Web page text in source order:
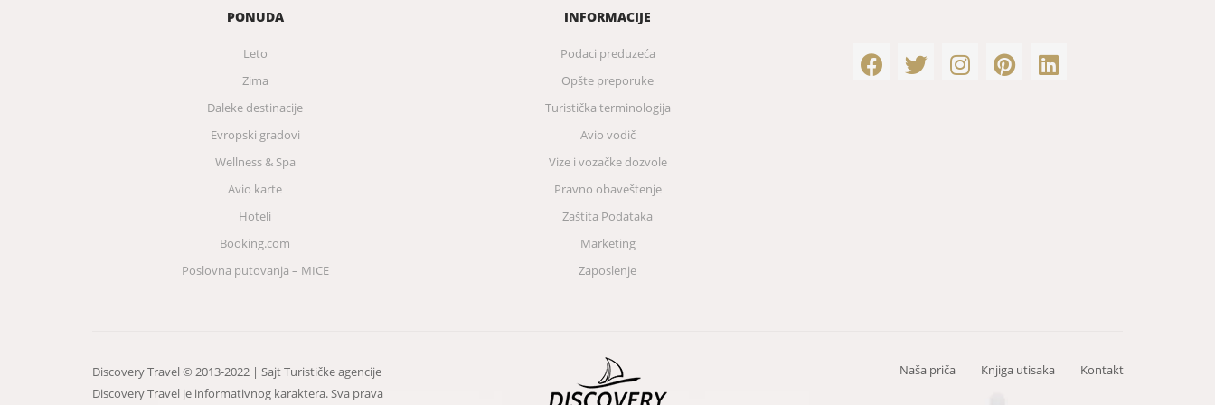
PONUDA
Leto
Zima
Daleke destinacije
Evropski gradovi
Wellness & Spa
Avio karte
Hoteli
Booking.com
Poslovna putovanja – MICE
INFORMACIJE
Podaci preduzeća
Opšte preporuke
Turistička terminologija
Avio vodič
Vize i vozačke dozvole
Pravno obaveštenje
Zaštita Podataka
Marketing
Zaposlenje
Discovery Travel © 2013-2022 | Sajt Turističke agencije
Discovery Travel je informativnog karaktera. Sva prava
Naša priča Knjiga utisaka Kontakt